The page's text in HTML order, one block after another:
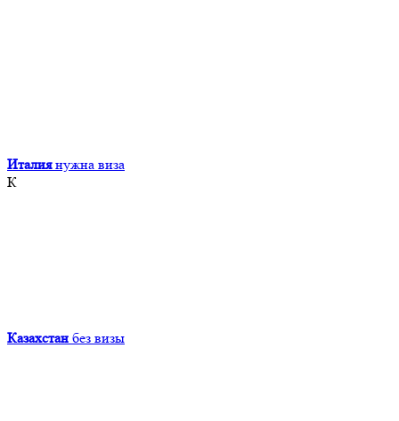
Италия нужна виза
К
Казахстан без визы